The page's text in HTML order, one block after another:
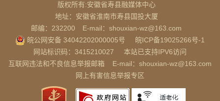
版权所有:安徽省寿县融媒体中心
地址：安徽省淮南市寿县国投大厦
邮编：232200
E-mail：shouxian-wz@163.com
皖公网安备 34042202000005号
皖ICP备19025266号-1
网站标识码：3415210027
本站已支持IPV6访问
互联网违法和不良信息举报邮箱
E-mail：shouxian-wz@163.com
网上有害信息举报专区